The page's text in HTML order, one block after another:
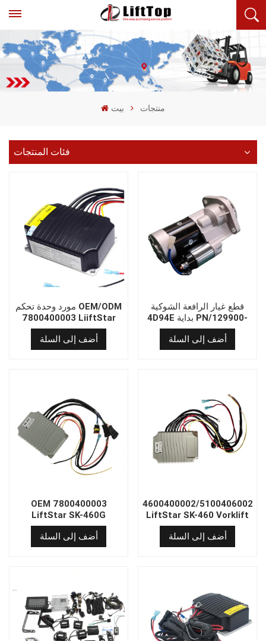
بيت منتجات
فئات المنتجات
مورد وحدة تحكم OEM/ODM
7800400003 LiiftStar
Contering/FC لـ C29-1
أضف إلى السلة
قطع غيار الرافعة الشوكية
4D94E بداية PN/129900-
77010/129900-77040
أضف إلى السلة
OEM 7800400003
LiftStar SK-460G
Controller
أضف إلى السلة
4600400002/5100406002
LiftStar SK-460 Vorklift
Detering Controller
المستخدمة في شاحنة
كهربائية
أضف إلى السلة